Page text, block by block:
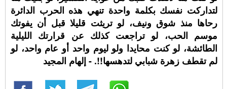
لتداركت نفسك بكلمة واحدة تنهي هذه الحرب الدائرة
رحاها منذ شوق ونيف، لو تريثت قليلا قبل أن يفوتك
موسم الحب، لو تراجعت كذلك عن قرارتك الليلية
الطائشة، لو كنت محايدا ولو ليوم واحد أو عام واحد، لو
لم تقطف زهرة شبابي لتدهسها!!. - إلهام المجيد